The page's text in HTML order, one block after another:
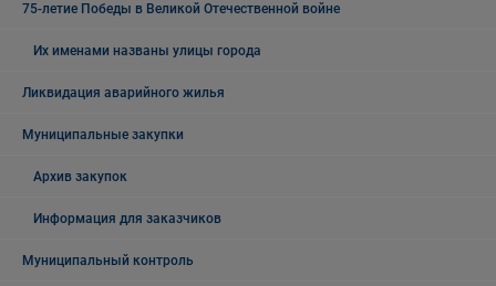
75-летие Победы в Великой Отечественной войне
Их именами названы улицы города
Ликвидация аварийного жилья
Муниципальные закупки
Архив закупок
Информация для заказчиков
Муниципальный контроль